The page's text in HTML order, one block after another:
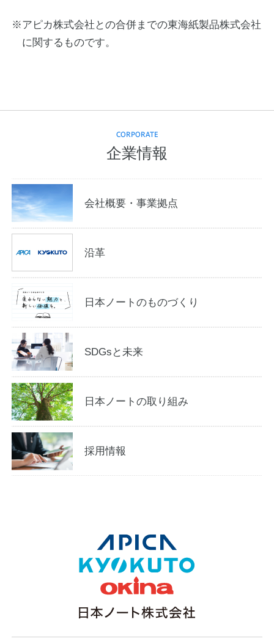
CORPORATE
企業情報
会社概要・事業拠点
沿革
日本ノートのものづくり
SDGsと未来
日本ノートの取り組み
採用情報
※アピカ株式会社との合併までの東海紙製品株式会社
に関するものです。